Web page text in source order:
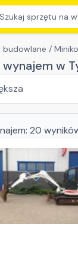
Szukaj sprzętu na
budowlane /
wynajem w
20